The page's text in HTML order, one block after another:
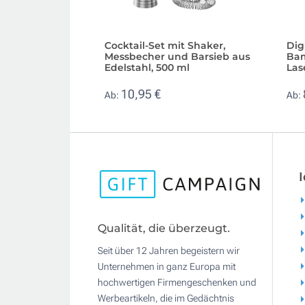
Cocktail-Set mit Shaker,
Messbecher und Barsieb aus
Edelstahl, 500 ml
Ab: 10,95 € Ab:
Qualität, die überzeugt.
Seit über 12 Jahren begeistern wir
Unternehmen in ganz Europa mit
hochwertigen Firmengeschenken und
Werbeartikeln, die im Gedächtnis